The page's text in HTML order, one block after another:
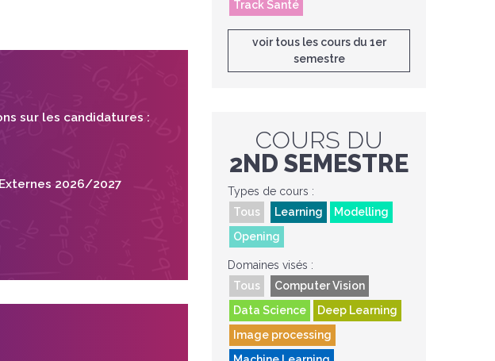
sur les candidatures :
2026/2027
Track Santé
voir tous les cours du 1er
semestre
COURS DU
2ND SEMESTRE
Types de cours :
Tous
Learning
Modelling
Opening
Domaines visés :
Tous
Computer Vision
Data Science
Deep Learning
Image processing